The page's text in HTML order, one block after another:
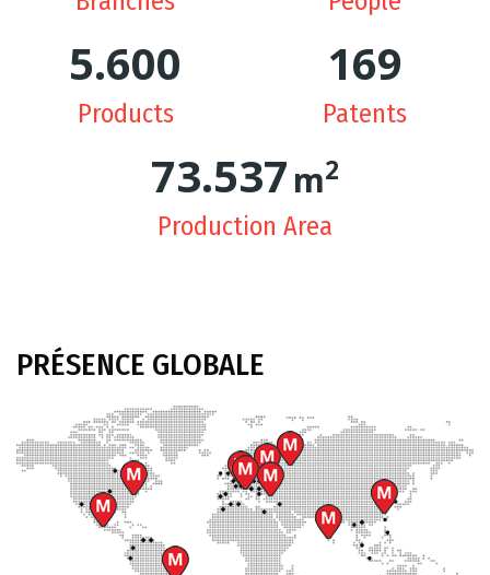
5.627
Products
170
Patents
74.275m2
Production Area
PRÉSENCE GLOBALE